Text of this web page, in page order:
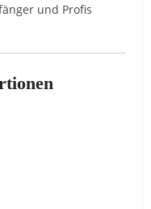
und Profis